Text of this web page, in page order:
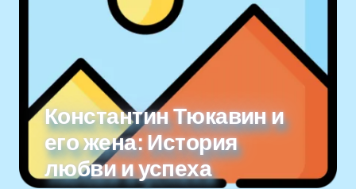
Константин Тюкавин и
его жена: История
любви и успеха